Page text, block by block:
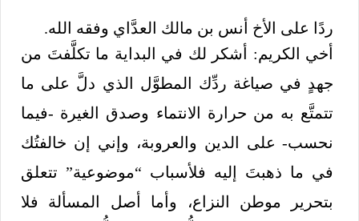
ردًا على الأخ أنس بن مالك العدَّاي وفقه الله.
أخي الكريم: أشكر لك في البداية ما تكلَّفتَ من
جهدٍ في صياغة ردِّك المطوَّل الذي دلَّ على ما
تتمتَّع به من حرارة الانتماء وصدق الغيرة -فيما
نحسب- على الدين والعروبة، وإني إن خالفتُك
في ما ذهبتَ إليه فلأسباب “موضوعية” تتعلق
بتحرير موطن النزاع، وأما أصل المسألة فلا